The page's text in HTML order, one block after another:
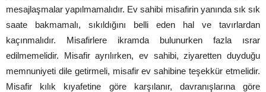
mesajlaşmalar yapılmamalıdır. Ev sahibi misafirin yanında sık sık
saate bakmamalı, sıkıldığını belli eden hal ve tavırlardan
kaçınmalıdır. Misafirlere ikramda bulunurken fazla ısrar
edilmemelidir. Misafir ayrılırken, ev sahibi, ziyaretten duyduğu
memnuniyeti dile getirmeli, misafir ev sahibine teşekkür etmelidir.
Misafir kılık kıyafetine göre karşılanır, davranışlarına göre